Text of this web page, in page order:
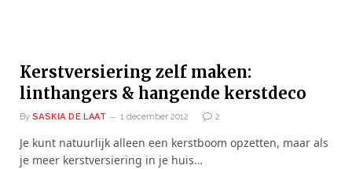
Kerstversiering zelf maken:
linthangers & hangende kerstdeco
By SASKIA DE LAAT 1 december 2012 2
Je kunt natuurlijk alleen een kerstboom opzetten, maar als
je meer kerstversiering in je huis…